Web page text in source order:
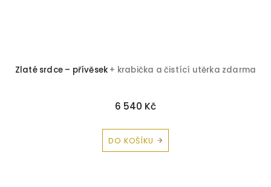
Zlaté srdce – přívěsek + krabička a čistící utěrka zdarma
6 540 Kč
DO KOŠÍKU